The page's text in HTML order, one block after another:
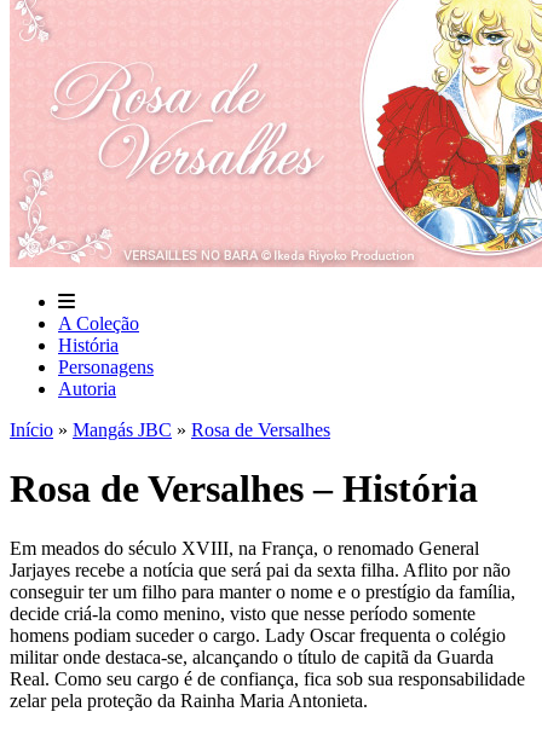
A Coleção
História
Personagens
Autoria
Início » Mangás JBC » Rosa de Versalhes
Rosa de Versalhes – História
Em meados do século XVIII, na França, o renomado General
Jarjayes recebe a notícia que será pai da sexta filha. Aflito por não
conseguir ter um filho para manter o nome e o prestígio da família,
decide criá-la como menino, visto que nesse período somente
homens podiam suceder o cargo. Lady Oscar frequenta o colégio
militar onde destaca-se, alcançando o título de capitã da Guarda
Real. Como seu cargo é de confiança, fica sob sua responsabilidade
zelar pela proteção da Rainha Maria Antonieta.